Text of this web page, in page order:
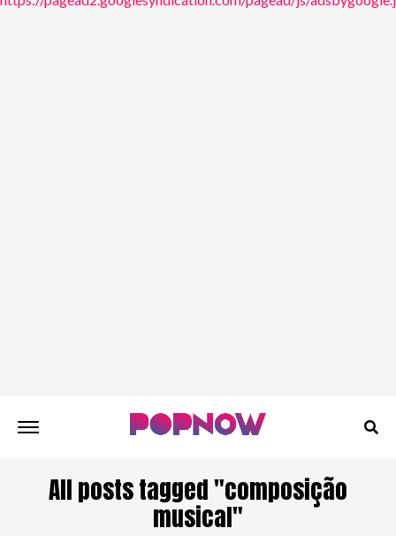
All posts tagged "composição
musical"